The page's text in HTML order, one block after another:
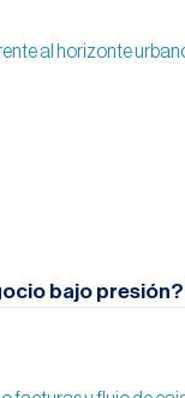
bajo presión?